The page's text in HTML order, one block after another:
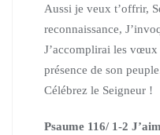
Aussi je veux t’offrir,
reconnaissance,
J’accomplirai les vœux
présence de son
Célébrez le Seigneur !
Psaume 116/ 1-2